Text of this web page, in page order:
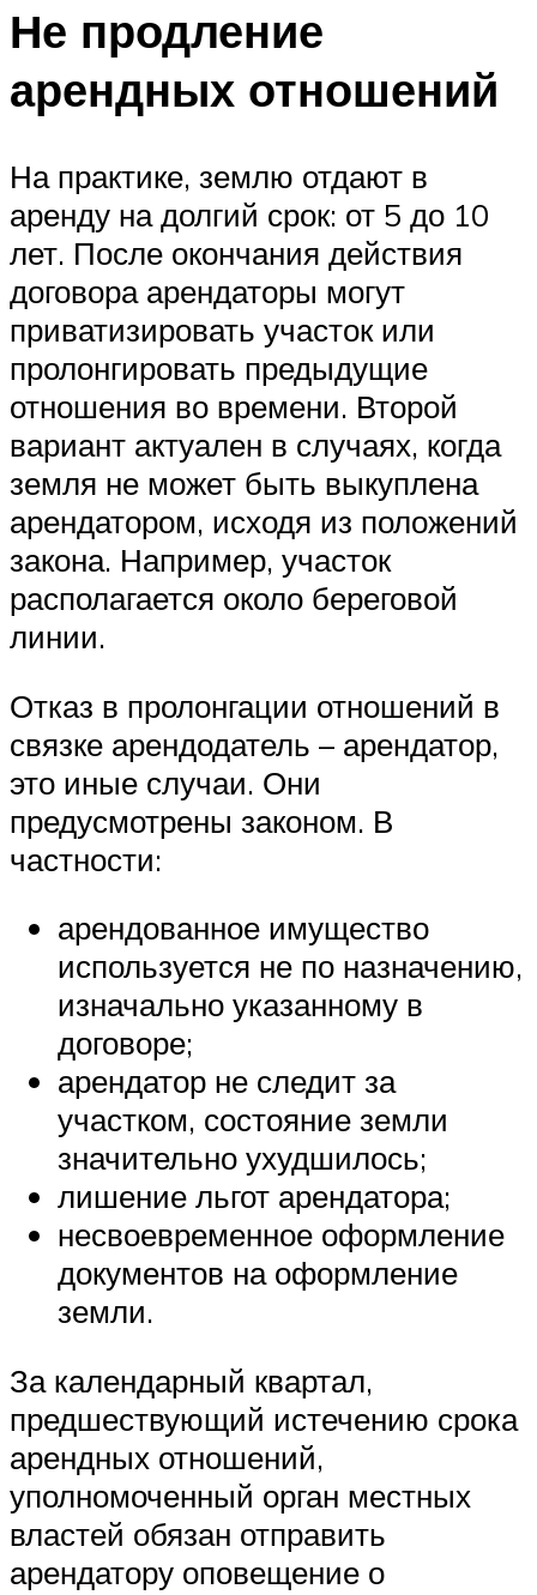
Не продление
арендных отношений
На практике, землю отдают в
аренду на долгий срок: от 5 до 10
лет. После окончания действия
договора арендаторы могут
приватизировать участок или
пролонгировать предыдущие
отношения во времени. Второй
вариант актуален в случаях, когда
земля не может быть выкуплена
арендатором, исходя из положений
закона. Например, участок
располагается около береговой
линии.
Отказ в пролонгации отношений в
связке арендодатель – арендатор,
это иные случаи. Они
предусмотрены законом. В
частности:
арендованное имущество
используется не по назначению,
изначально указанному в
договоре;
арендатор не следит за
участком, состояние земли
значительно ухудшилось;
лишение льгот арендатора;
несвоевременное оформление
документов на оформление
земли.
За календарный квартал,
предшествующий истечению срока
арендных отношений,
уполномоченный орган местных
властей обязан отправить
арендатору оповещение о